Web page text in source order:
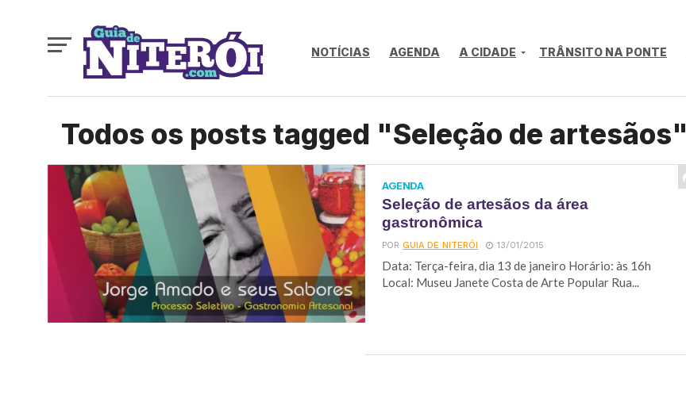
NOTÍCIAS AGENDA A CIDADE TRÂNSITO NA PONTE
Todos os posts tagged "Seleção de artesãos"
AGENDA
Seleção de artesãos da área
gastronômica
PORGUIA DE NITERÓI 13/01/2015
Data: Terça-feira, dia 13 de janeiro Horário: às 16h
Local: Museu Janete Costa de Arte Popular Rua...